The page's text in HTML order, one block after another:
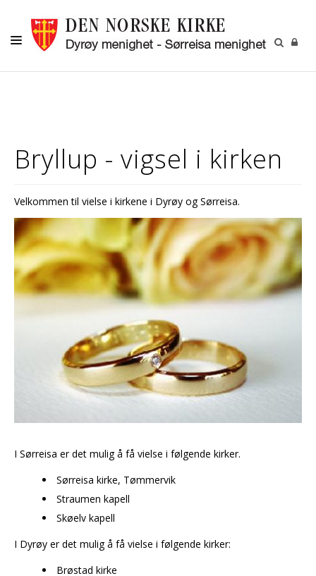
KONFIRMASJON
BRYLLUP
GRAVFERD
BARN OG UNGDOM
KONTAKT
Bryllup - vigsel i kirken
Velkommen til vielse i kirkene i Dyrøy og Sørreisa.
I Sørreisa er det mulig å få vielse i følgende kirker.
Sørreisa kirke, Tømmervik
Straumen kapell
Skøelv kapell
I Dyrøy er det mulig å få vielse i følgende kirker:
Brøstad kirke